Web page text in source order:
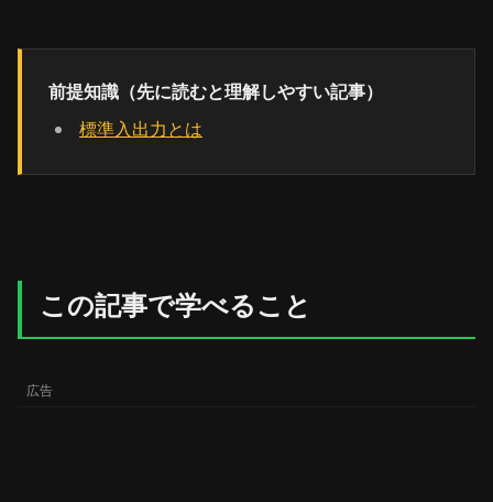
前提知識（先に読むと理解しやすい記事）
標準入出力とは
この記事で学べること